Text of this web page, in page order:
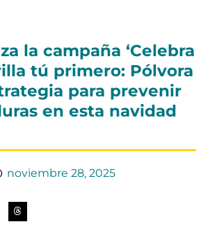
la campaña ‘Celebra
tú primero: Pólvora
para prevenir
en esta navidad
noviembre 28, 2025